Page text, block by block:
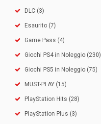
DLC (3)
Esaurito (7)
Game Pass (4)
Giochi PS4 in Noleggio (230)
Giochi PS5 in Noleggio (75)
MUST-PLAY (15)
PlayStation Hits (28)
PlayStation Plus (3)